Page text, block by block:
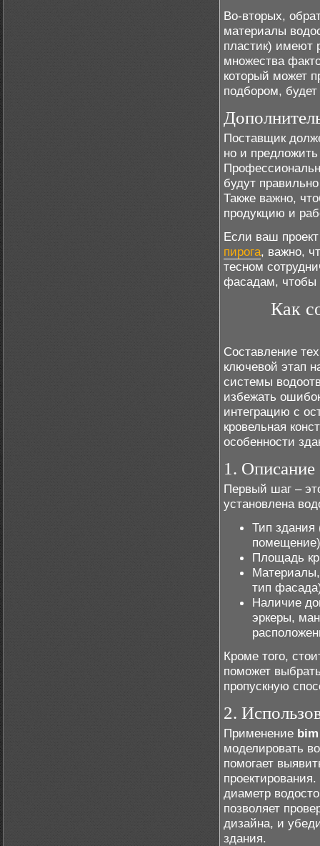
Во-вторых,
материалы
пластик) имеют
множества
который может
подбором,
Поставщик
но и
будут
Также важно,
продукцию и
Если ваш
пирога, важно,
тесном
фасадам, чтобы
Как
Составление
ключевой этап
системы
избежать
интеграцию с
кровельная
особенности
1. Описание
Первый шаг –
установлена
Тип здания
Площадь
тип
Наличие
эркеры,
Кроме того,
поможет
пропускную
2.
Применение bim
моделировать
помогает
диаметр
позволяет
дизайна, и
здания.